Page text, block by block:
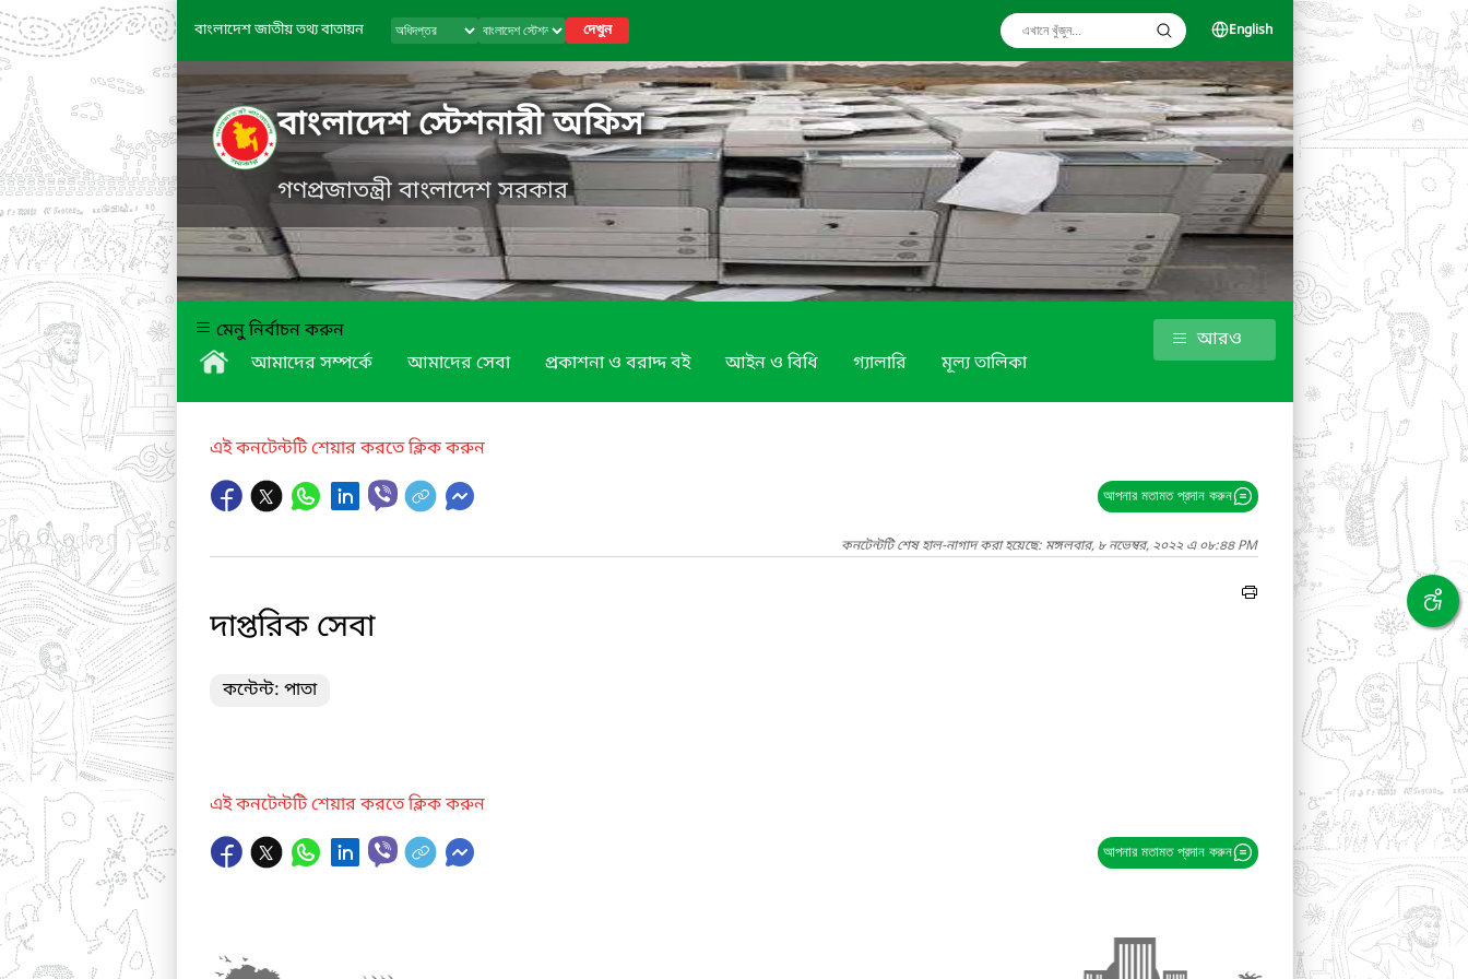
বাংলাদেশ জাতীয় তথ্য বাতায়ন দেখুন English
বাংলাদেশ স্টেশনারী অফিস
গণপ্রজাতন্ত্রী বাংলাদেশ সরকার
মেনু নির্বাচন করুন
আমাদের সম্পর্কে
আমাদের সেবা প্রকাশনা ও বরাদ্দ বই আইন ও বিধি গ্যালারি মূল্য তালিকা
আরও
এই কনটেন্টটি শেয়ার করতে ক্লিক করুন
আপনার মতামত প্রদান করুন
কনটেন্টটি শেষ হাল-নাগাদ করা হয়েছে: মঙ্গলবার, ৮ নভেম্বর, ২০২২ এ ০৮:৪৪ PM
দাপ্তরিক সেবা
কন্টেন্ট: পাতা
এই কনটেন্টটি শেয়ার করতে ক্লিক করুন
আপনার মতামত প্রদান করুন